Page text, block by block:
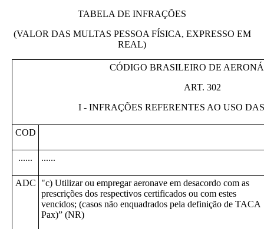
TABELA DE INFRAÇÕES
(VALOR DAS MULTAS PESSOA FÍSICA, EXPRESSO EM
REAL)
CÓDIGO BRASILEIRO DE
ART. 302
I - INFRAÇÕES REFERENTES AO USO
COD
...... ......
ADC
"c) Utilizar ou empregar aeronave em desacordo com as
prescrições dos respectivos certificados ou com estes
vencidos; (casos não enquadrados pela definição de TACA
Pax)” (NR)